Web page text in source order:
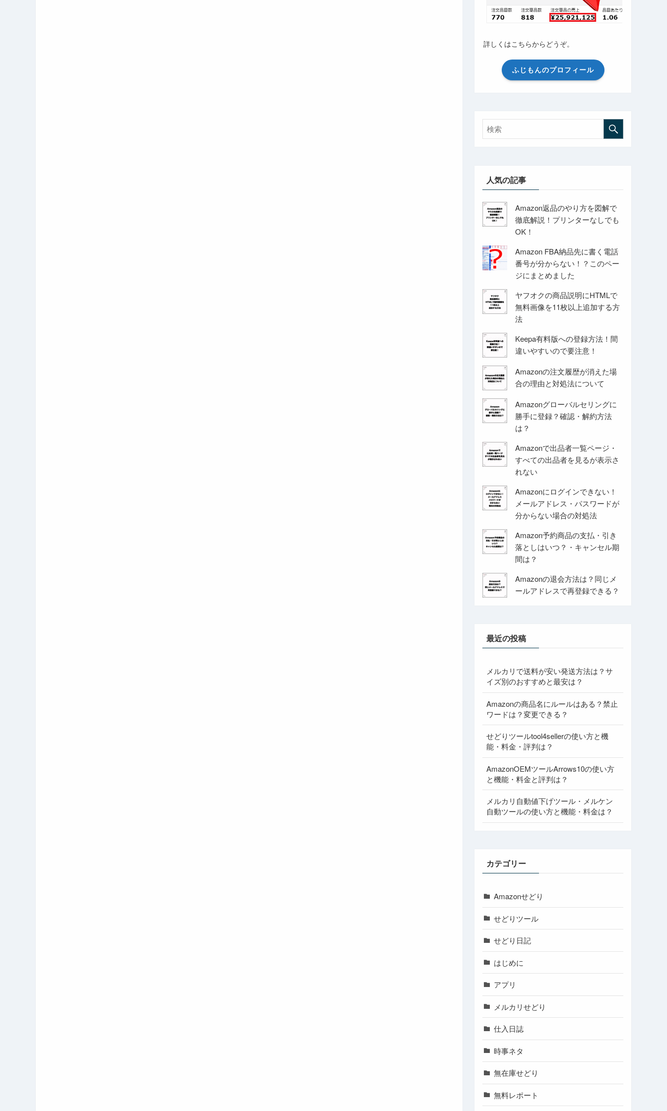
詳しくはこちらからどうぞ。
ふじもんのプロフィール
人気の記事
Amazon返品のやり方を図解で
徹底解説！プリンターなしでも
OK！
Amazon FBA納品先に書く電話
番号が分からない！？このペー
ジにまとめました
ヤフオクの商品説明にHTMLで
無料画像を11枚以上追加する方
法
Keepa有料版への登録方法！間
違いやすいので要注意！
Amazonの注文履歴が消えた場
合の理由と対処法について
Amazonグローバルセリングに
勝手に登録？確認・解約方法
は？
Amazonで出品者一覧ページ・
すべての出品者を見るが表示さ
れない
Amazonにログインできない！
メールアドレス・パスワードが
分からない場合の対処法
Amazon予約商品の支払・引き
落としはいつ？・キャンセル期
間は？
Amazonの退会方法は？同じメ
ールアドレスで再登録できる？
最近の投稿
メルカリで送料が安い発送方法は？サ
イズ別のおすすめと最安は？
Amazonの商品名にルールはある？禁止
ワードは？変更できる？
せどりツールtool4sellerの使い方と機
能・料金・評判は？
AmazonOEMツールArrows10の使い方
と機能・料金と評判は？
メルカリ自動値下げツール・メルケン
自動ツールの使い方と機能・料金は？
カテゴリー
Amazonせどり
せどりツール
せどり日記
はじめに
アプリ
メルカリせどり
仕入日誌
時事ネタ
無在庫せどり
無料レポート